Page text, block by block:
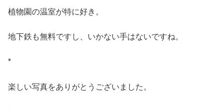
植物園の温室が特に好き。
地下鉄も無料ですし、いかない手はないですね。
*
楽しい写真をありがとうございました。